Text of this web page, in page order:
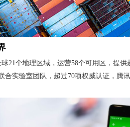
21个地理区域，运营58个可用区，提
合实验室团队，超过70项权威认证，腾